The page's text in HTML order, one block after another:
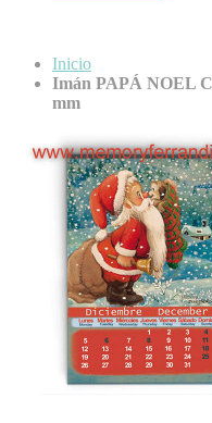
Inicio
Imán PAPÁ NOEL
mm